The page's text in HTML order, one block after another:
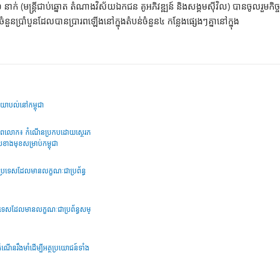
នាក់ (មន្ត្រីជាប់ឆ្នោត​ តំណាងវិស័យឯកជន គូអភិវឌ្ឍន៍ និងសង្គមស៊ីវិល) បានចូលរួមកិច្ច
ប្រាំបួនដែលបានប្រារពឡើងនៅក្នុងតំបន់ចំនួន​៤ ​​​កន្លែងផ្សេងៗគ្នានៅក្នុង
ោបល់នៅកម្ពុជា
ពលោក៖ កំណើនប្រកបដោយស្ថេរភ
ាងមុខសម្រាប់កម្ពុជា
រទេសដែលមានលក្ខណៈជាប្រព័ន្ធ
ទេសដែលមានលក្ខណៈជាប្រព័ន្ធសម្
ណើនរឹងមាំដើម្បីអត្ថប្រយោជន៍ទាំង